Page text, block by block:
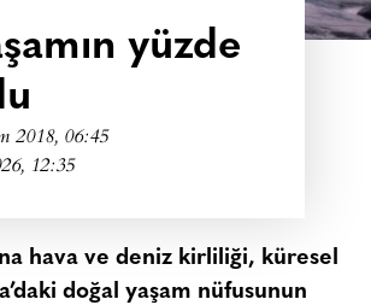
yüzde
2018, 06:45
12:35
hava ve deniz kirliliği, küresel
doğal yaşam nüfusunun